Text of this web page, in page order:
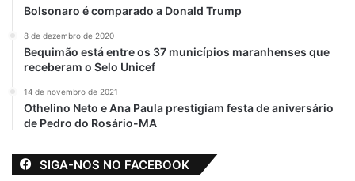
Bolsonaro é comparado a Donald Trump
8 de dezembro de 2020
Bequimão está entre os 37 municípios maranhenses que
receberam o Selo Unicef
14 de novembro de 2021
Othelino Neto e Ana Paula prestigiam festa de aniversário
de Pedro do Rosário-MA
SIGA-NOS NO FACEBOOK